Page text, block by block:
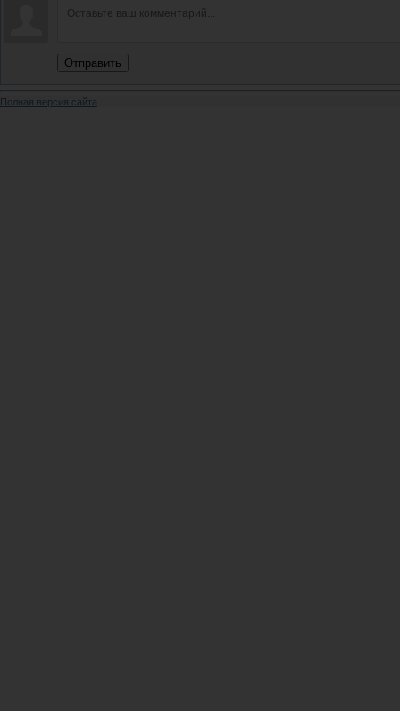
Отправить
Полная версия сайта